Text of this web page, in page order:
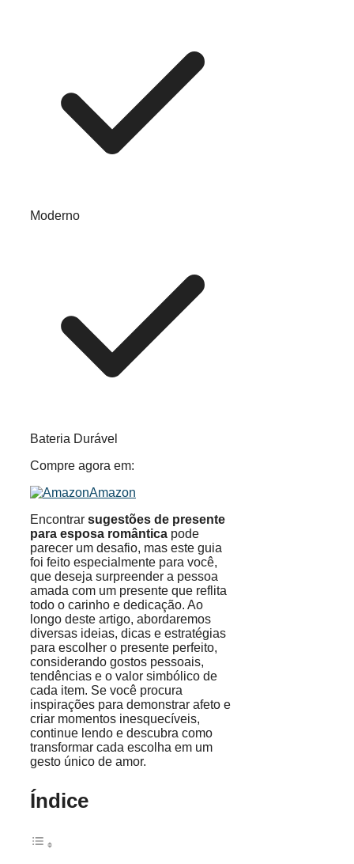
Moderno
Bateria Durável
Compre agora em:
Amazon
Encontrar sugestões de presente
para esposa romântica pode
parecer um desafio, mas este guia
foi feito especialmente para você,
que deseja surpreender a pessoa
amada com um presente que reflita
todo o carinho e dedicação. Ao
longo deste artigo, abordaremos
diversas ideias, dicas e estratégias
para escolher o presente perfeito,
considerando gostos pessoais,
tendências e o valor simbólico de
cada item. Se você procura
inspirações para demonstrar afeto e
criar momentos inesquecíveis,
continue lendo e descubra como
transformar cada escolha em um
gesto único de amor.
Índice